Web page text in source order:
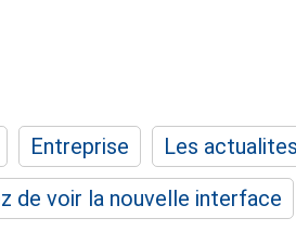
Entreprise Les actualites
de voir la nouvelle interface